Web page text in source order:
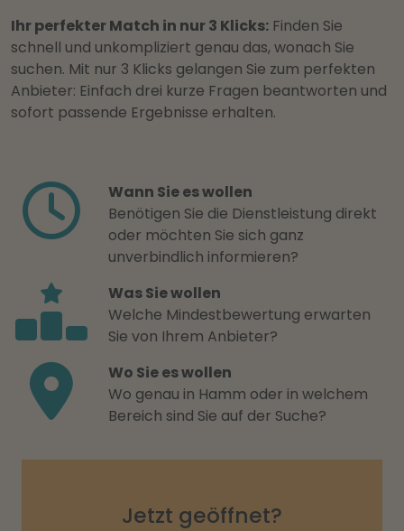
Ihr perfekter Match in nur 3 Klicks: Finden Sie
schnell und unkompliziert genau das, wonach Sie
suchen. Mit nur 3 Klicks gelangen Sie zum perfekten
Anbieter: Einfach drei kurze Fragen beantworten und
sofort passende Ergebnisse erhalten.
Wann Sie es wollen
Benötigen Sie die Dienstleistung direkt
oder möchten Sie sich ganz
unverbindlich informieren?
Was Sie wollen
Welche Mindestbewertung erwarten
Sie von Ihrem Anbieter?
Wo Sie es wollen
Wo genau in Hamm oder in welchem
Bereich sind Sie auf der Suche?
Jetzt geöffnet?